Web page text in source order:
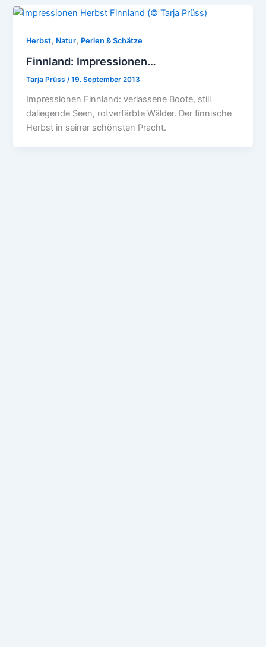
Herbst, Natur, Perlen & Schätze
Finnland: Impressionen…
Tarja Prüss /19. September 2013
Impressionen Finnland: verlassene Boote, still
daliegende Seen, rotverfärbte Wälder. Der finnische
Herbst in seiner schönsten Pracht.